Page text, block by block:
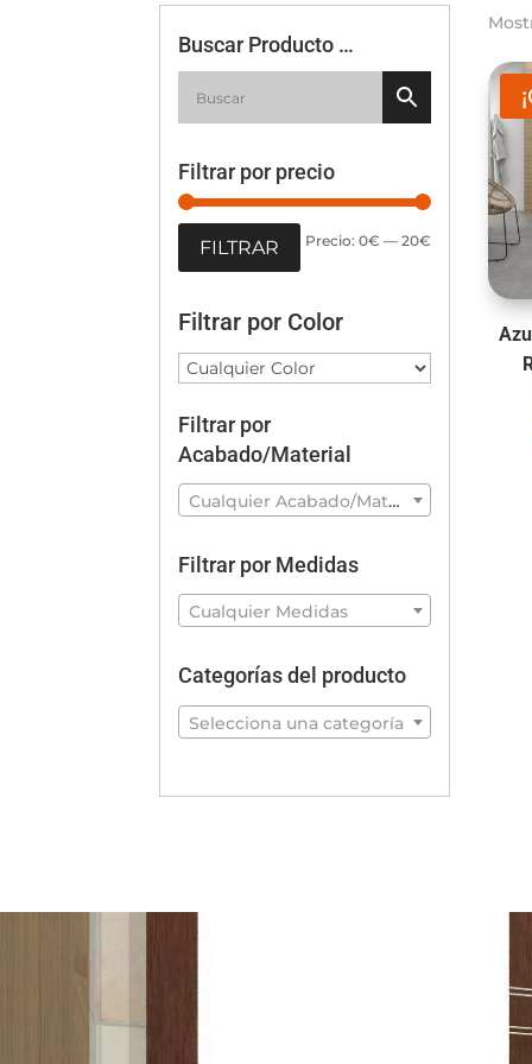
Buscar Producto …
Filtrar por precio
máximo
FILTRAR Precio: 0€ — 20€
Filtrar por Color
Filtrar por
Acabado/Material
Cualquier Acabado/Material
Filtrar por Medidas
Cualquier Medidas
Categorías del producto
Selecciona una categoría